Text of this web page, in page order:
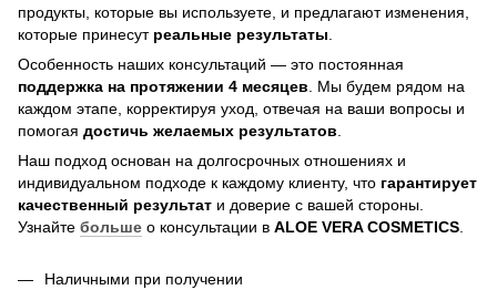
продукты, которые вы используете, и предлагают изменения,
которые принесут реальные результаты
Особенность наших консультаций — это постоянная
поддержка на протяжении 4 месяцев . Мы будем рядом на
каждом этапе, корректируя уход, отвечая на ваши вопросы и
помогая достичь желаемых результатов
Наш подход основан на долгосрочных отношениях и
индивидуальном подходе к каждому клиенту, что гарантирует
качественный результат и доверие с вашей стороны.
Узнайте больше о консультации в ALOE VERA COSMETICS
Наличными при получении